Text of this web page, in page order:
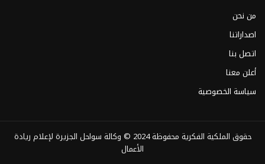
من نحن
اصداراتنا
اتصل بنا
أعلن معنا
سياسة الخصوصية
حقوق الملكية الفكرية محفوظة 2024 ©
وكالة سواحل الجزيرة لإعلام ريادة
الأعمال